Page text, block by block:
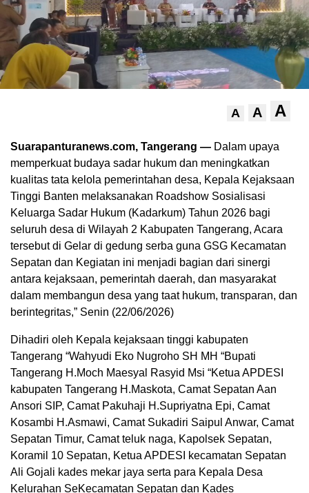
A A A
Suarapanturanews.com, Tangerang — Dalam upaya
memperkuat budaya sadar hukum dan meningkatkan
kualitas tata kelola pemerintahan desa, Kepala Kejaksaan
Tinggi Banten melaksanakan Roadshow Sosialisasi
Keluarga Sadar Hukum (Kadarkum) Tahun 2026 bagi
seluruh desa di Wilayah 2 Kabupaten Tangerang, Acara
tersebut di Gelar di gedung serba guna GSG Kecamatan
Sepatan dan Kegiatan ini menjadi bagian dari sinergi
antara kejaksaan, pemerintah daerah, dan masyarakat
dalam membangun desa yang taat hukum, transparan, dan
berintegritas,” Senin (22/06/2026)
Dihadiri oleh Kepala kejaksaan tinggi kabupaten
Tangerang “Wahyudi Eko Nugroho SH MH “Bupati
Tangerang H.Moch Maesyal Rasyid Msi “Ketua APDESI
kabupaten Tangerang H.Maskota, Camat Sepatan Aan
Ansori SIP, Camat Pakuhaji H.Supriyatna Epi, Camat
Kosambi H.Asmawi, Camat Sukadiri Saipul Anwar, Camat
Sepatan Timur, Camat teluk naga, Kapolsek Sepatan,
Koramil 10 Sepatan, Ketua APDESI kecamatan Sepatan
Ali Gojali kades mekar jaya serta para Kepala Desa
Kelurahan SeKecamatan Sepatan dan Kades